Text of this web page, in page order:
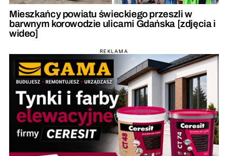
Mieszkańcy powiatu świeckiego przeszli w
barwnym korowodzie ulicami Gdańska [zdjęcia i
wideo]
REKLAMA